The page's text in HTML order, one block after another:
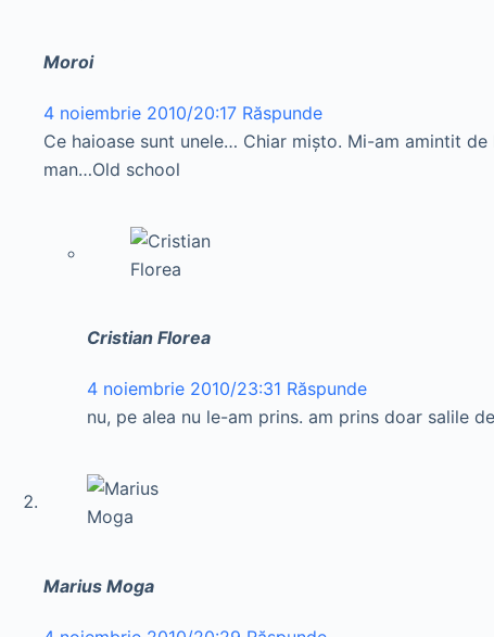
Moroi
4 noiembrie 2010/20:17 Răspunde
Ce haioase sunt unele… Chiar mişto. Mi-am amintit
man…Old school
Cristian Florea
4 noiembrie 2010/23:31 Răspunde
nu, pe alea nu le-am prins. am prins doar salile
Marius Moga